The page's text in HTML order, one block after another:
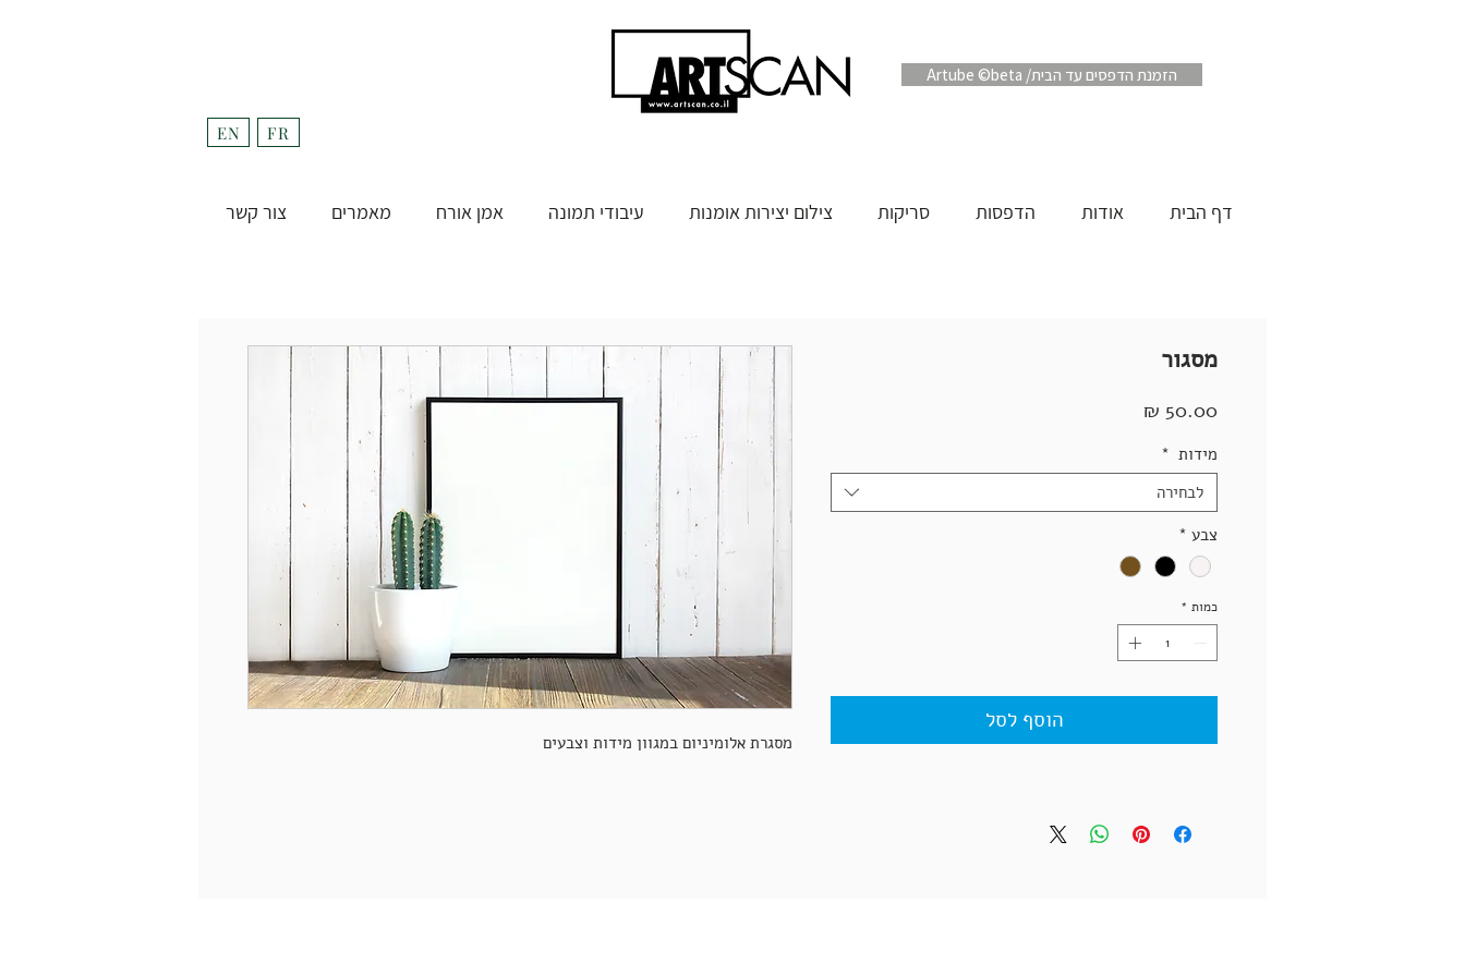
EN FR
Artube ©beta /הזמנת הדפסים עד הבית
דף הבית אודות הדפסות סריקות צילום יצירות אומנות עיבודי תמונה אמן אורח מאמרים צור קשר
מסגרת אלומיניום במגוון מידות וצבעים
מסגור
מידות *
לבחירה
צבע *
כמות *
הוסף לסל